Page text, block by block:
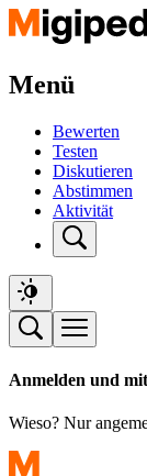
Menü
Bewerten
Testen
Diskutieren
Abstimmen
Aktivität
Anmelden und
Wieso? Nur